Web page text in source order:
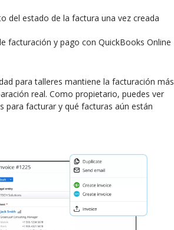
del estado de la factura una vez creada
facturación y pago con QuickBooks Online
para talleres mantiene la facturación más
real. Como propietario, puedes ver
para facturar y qué facturas aún están